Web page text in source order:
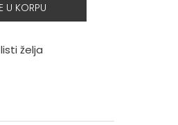
U KORPU
želja